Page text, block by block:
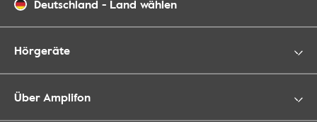
Deutschland - Land wählen
Hörgeräte
Über Amplifon